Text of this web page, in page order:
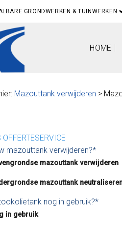
GRONDWERKEN & TUINWERKEN
HOME
Mazouttank verwijderen >
OFFERTESERVICE
mazouttank verwijderen?*
mazouttank verwijderen
mazouttank
nog in gebruik?*
in gebruik